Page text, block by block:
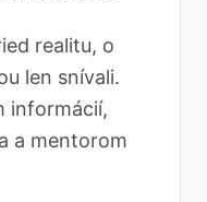
realitu, o
len snívali.
informácií,
a mentorom